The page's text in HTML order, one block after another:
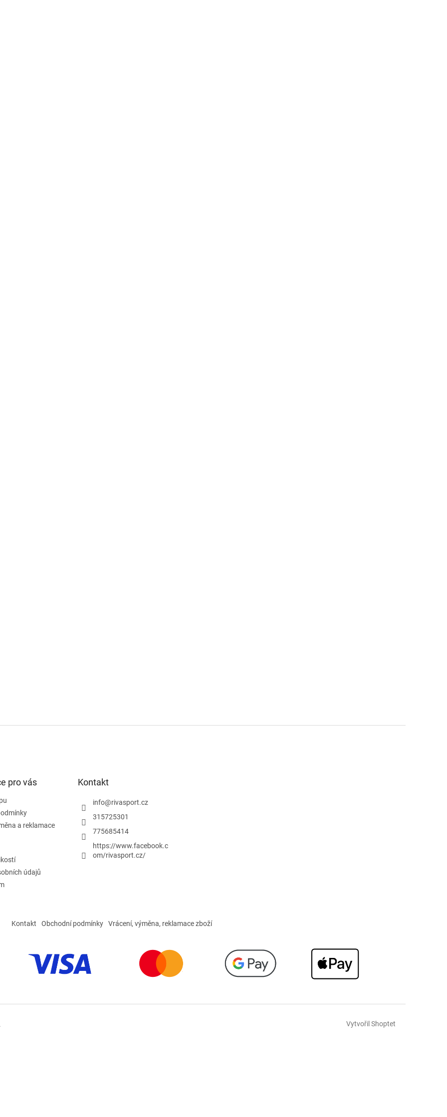
pro vás
a reklamace
údajů
Kontakt
info@rivasport.cz
315725301
775685414
https://www.facebook.c
om/rivasport.cz/
Kontakt Obchodní podmínky Vrácení, výměna, reklamace zboží
Vytvořil Shoptet